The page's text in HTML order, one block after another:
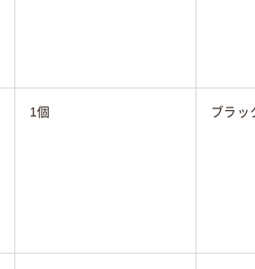
1個 ブラッ